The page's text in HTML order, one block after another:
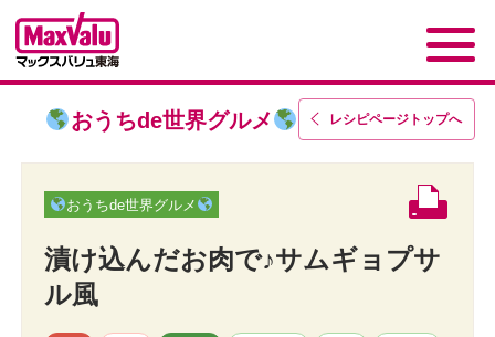
レシピページトップへ
おうちde世界グルメ
おうちde世界グルメ
漬け込んだお肉で♪サムギョプサ
ル風